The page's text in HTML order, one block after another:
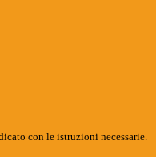
con le istruzioni necessarie.